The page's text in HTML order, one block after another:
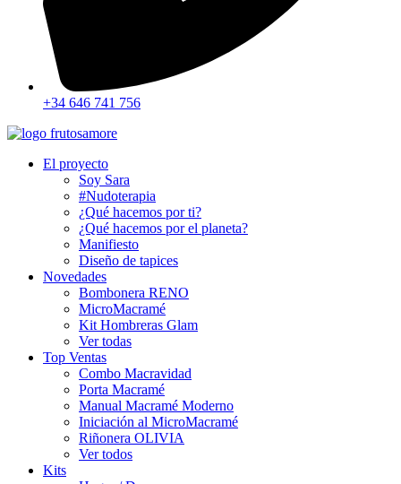
+34 646 741 756
El proyecto
Soy Sara
#Nudoterapia
¿Qué hacemos por ti?
¿Qué hacemos por el planeta?
Manifiesto
Diseño de tapices
Novedades
Bombonera RENO
MicroMacramé
Kit Hombreras Glam
Ver todas
Top Ventas
Combo Macravidad
Porta Macramé
Manual Macramé Moderno
Iniciación al MicroMacramé
Riñonera OLIVIA
Ver todos
Kits